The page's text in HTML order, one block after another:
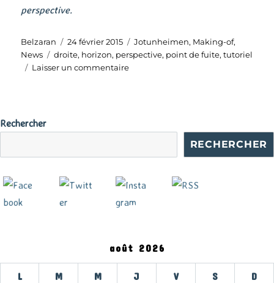
perspective.
Auteur
Belzaran
Publié
le
24 février 2015 Catégories
Jotunheimen, Making-of,
News
Étiquettes
droite, horizon, perspective, point de fuite,tutoriel
Laisser un commentairesur
Rechercher
RECHERCHER
août 2026
L M M J V S D